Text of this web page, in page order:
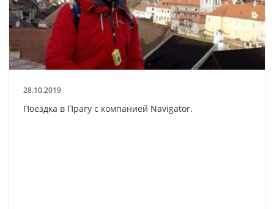
28.10.2019
Поездка в Прагу с компанией Navigator.